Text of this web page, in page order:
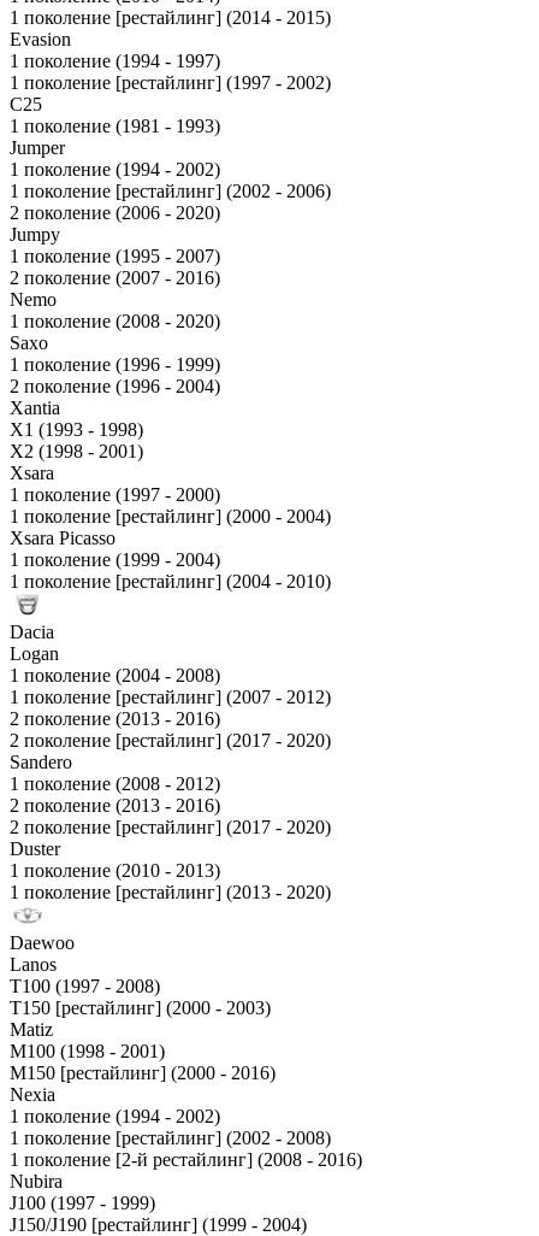
1 поколение [рестайлинг] (2014 - 2015)
Evasion
1 поколение (1994 - 1997)
1 поколение [рестайлинг] (1997 - 2002)
C25
1 поколение (1981 - 1993)
Jumper
1 поколение (1994 - 2002)
1 поколение [рестайлинг] (2002 - 2006)
2 поколение (2006 - 2020)
Jumpy
1 поколение (1995 - 2007)
2 поколение (2007 - 2016)
Nemo
1 поколение (2008 - 2020)
Saxo
1 поколение (1996 - 1999)
2 поколение (1996 - 2004)
Xantia
X1 (1993 - 1998)
X2 (1998 - 2001)
Xsara
1 поколение (1997 - 2000)
1 поколение [рестайлинг] (2000 - 2004)
Xsara Picasso
1 поколение (1999 - 2004)
1 поколение [рестайлинг] (2004 - 2010)
Dacia
Logan
1 поколение (2004 - 2008)
1 поколение [рестайлинг] (2007 - 2012)
2 поколение (2013 - 2016)
2 поколение [рестайлинг] (2017 - 2020)
Sandero
1 поколение (2008 - 2012)
2 поколение (2013 - 2016)
2 поколение [рестайлинг] (2017 - 2020)
Duster
1 поколение (2010 - 2013)
1 поколение [рестайлинг] (2013 - 2020)
Daewoo
Lanos
T100 (1997 - 2008)
T150 [рестайлинг] (2000 - 2003)
Matiz
M100 (1998 - 2001)
M150 [рестайлинг] (2000 - 2016)
Nexia
1 поколение (1994 - 2002)
1 поколение [рестайлинг] (2002 - 2008)
1 поколение [2-й рестайлинг] (2008 - 2016)
Nubira
J100 (1997 - 1999)
J150/J190 [рестайлинг] (1999 - 2004)